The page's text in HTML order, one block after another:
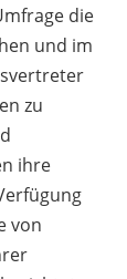
die
und im
zu
ihre
von